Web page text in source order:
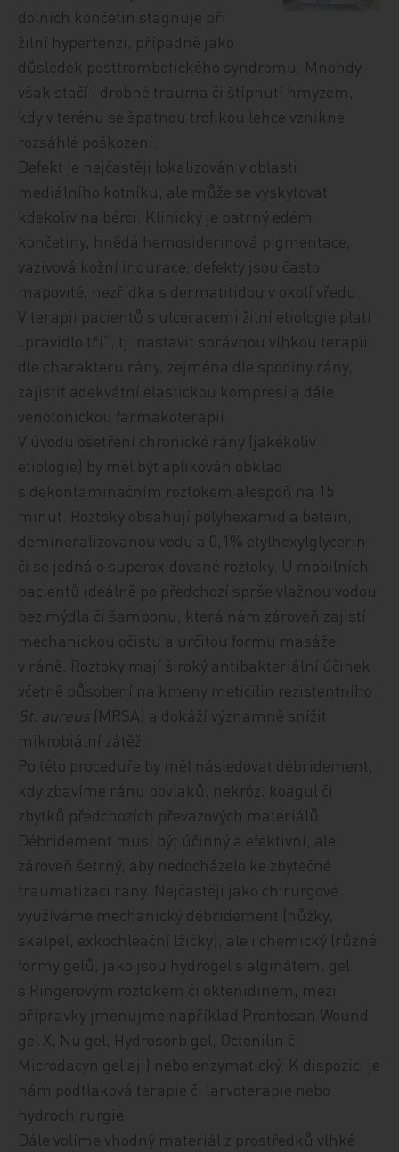
dolních končetin stagnuje při
žilní hypertenzi, případně jako
důsledek posttrombotického syndromu. Mnohdy
však stačí i drobné trauma či štípnutí hmyzem,
kdy v terénu se špatnou trofikou lehce vznikne
rozsáhlé poškození.
Defekt je nejčastěji lokalizován v oblasti
mediálního kotníku, ale může se vyskytovat
kdekoliv na bérci. Klinicky je patrný edém
končetiny, hnědá hemosiderinová pigmentace,
vazivová kožní indurace; defekty jsou často
mapovité, nezřídka s dermatitidou v okolí vředu.
V terapii pacientů s ulceracemi žilní etiologie platí
„pravidlo tří“, tj. nastavit správnou vlhkou terapii
dle charakteru rány, zejména dle spodiny rány,
zajistit adekvátní elastickou kompresi a dále
venotonickou farmakoterapii.
V úvodu ošetření chronické rány (jakékoliv
etiologie) by měl být aplikován obklad
s dekontaminačním roztokem alespoň na 15
minut. Roztoky obsahují polyhexamid a betain,
demineralizovanou vodu a 0,1% etylhexylglycerin
či se jedná o superoxidované roztoky. U mobilních
pacientů ideálně po předchozí sprše vlažnou vodou
bez mýdla či šamponu, která nám zároveň zajistí
mechanickou očistu a určitou formu masáže
v ráně. Roztoky mají široký antibakteriální účinek
včetně působení na kmeny meticilin rezistentního
St. aureus (MRSA) a dokáží významně snížit
mikrobiální zátěž.
Po této proceduře by měl následovat débridement,
kdy zbavíme ránu povlaků, nekróz, koagul či
zbytků předchozích převazových materiálů.
Débridement musí být účinný a efektivní, ale
zároveň šetrný, aby nedocházelo ke zbytečné
traumatizaci rány. Nejčastěji jako chirurgové
využíváme mechanický débridement (nůžky,
skalpel, exkochleační lžičky), ale i chemický (různé
formy gelů, jako jsou hydrogel s alginátem, gel
s Ringerovým roztokem či oktenidinem, mezi
přípravky jmenujme například Prontosan Wound
gel X, ­Nu gel, Hydrosorb gel, Octenilin či
Microdacyn gel aj.) nebo enzymatický. K dispozici je
nám podtlaková terapie či larvoterapie nebo
hydrochirurgie.
Dále volíme vhodný materiál z prostředků vlhké